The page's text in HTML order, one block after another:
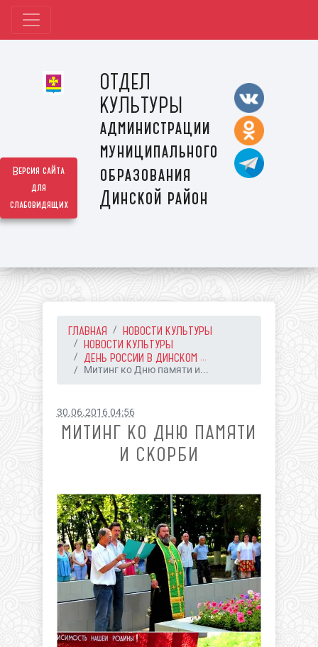
Версия сайта
для
слабовидящих
ОТДЕЛ
КУЛЬТУРЫ
администрации
муниципального
образования
Динской район
ГЛАВНАЯ
НОВОСТИ КУЛЬТУРЫ
НОВОСТИ КУЛЬТУРЫ
ДЕНЬ РОССИИ В ДИНСКОМ ...
Митинг ко Дню памяти и...
30.06.2016 04:56
МИТИНГ КО ДНЮ ПАМЯТИ
И СКОРБИ